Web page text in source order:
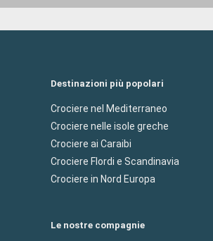
Destinazioni più popolari
Crociere nel Mediterraneo
Crociere nelle isole greche
Crociere ai Caraibi
Crociere Flordi e Scandinavia
Crociere in Nord Europa
Le nostre compagnie